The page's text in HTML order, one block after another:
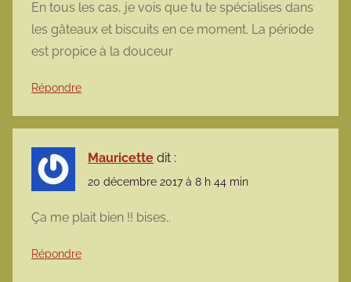
En tous les cas, je vois que tu te spécialises dans
les gâteaux et biscuits en ce moment. La période
est propice à la douceur
Répondre
Mauricette dit :
20 décembre 2017 à 8 h 44 min
Ça me plait bien !! bises..
Répondre